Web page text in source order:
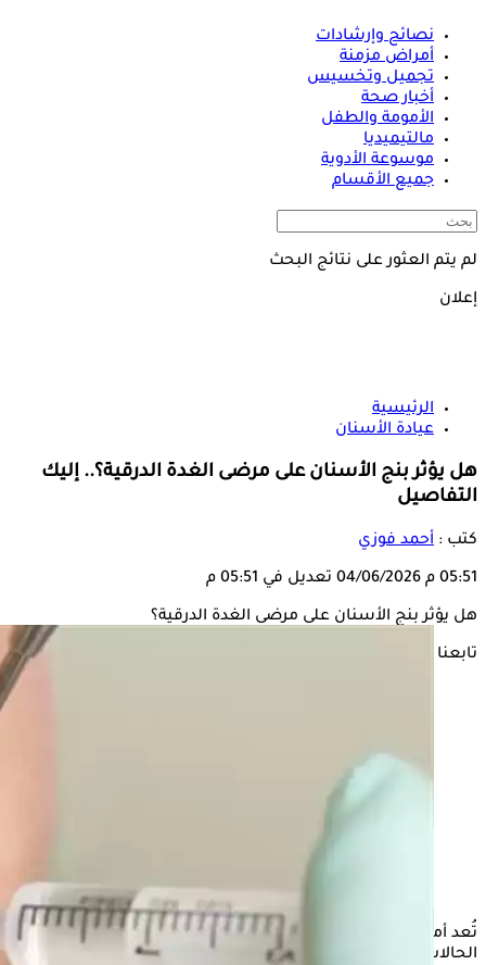
نصائح وإرشادات
أمراض مزمنة
تجميل وتخسيس
أخبار صحة
الأمومة والطفل
مالتيميديا
موسوعة الأدوية
جميع الأقسام
لم يتم العثور على نتائج البحث
إعلان
الرئيسية
عيادة الأسنان
هل يؤثر بنج الأسنان على مرضى الغدة الدرقية؟.. إليك
التفاصيل
كتب : أحمد فوزي
05:51 م 04/06/2026 تعديل في 05:51 م
هل يؤثر بنج الأسنان على مرضى الغدة الدرقية؟
تابعنا على
تُعد أمراض الغدة الدرقية، سواء فرط النشاط أو القصور، من
الحالات الشائعة نسبيا، إذ تشير تقديرات هيئات طبية مثل المعهد